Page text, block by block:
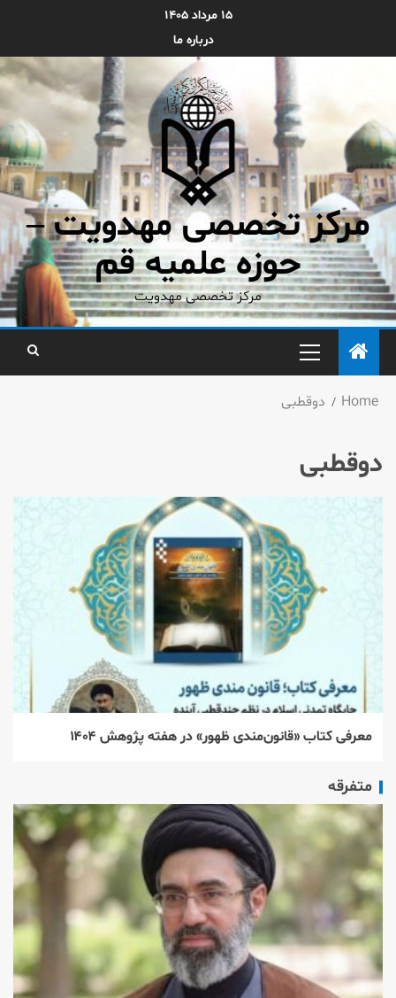
۱۵ مرداد ۱۴۰۵
درباره ما
مرکز تخصصی مهدویت –
حوزه علمیه قم
مرکز تخصصی مهدویت
Home دوقطبی
دوقطبی
معرفی کتاب «قانون‌مندی ظهور» در هفته پژوهش ۱۴۰۴
متفرقه